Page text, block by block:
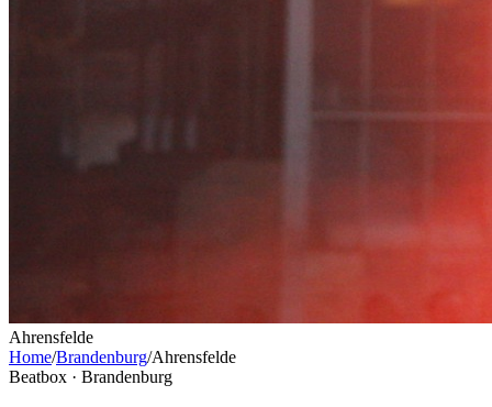
Ahrensfelde
Home/Brandenburg/Ahrensfelde
Beatbox · Brandenburg